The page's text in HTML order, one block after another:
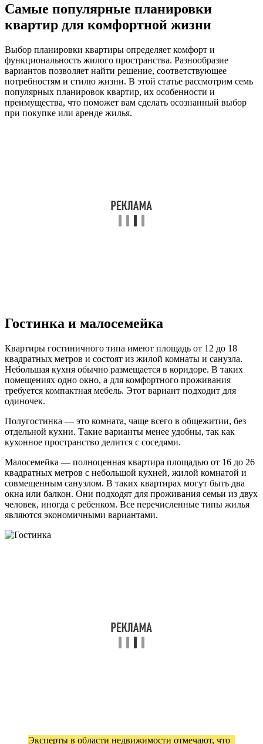
Самые популярные планировки
квартир для комфортной жизни
Выбор планировки квартиры определяет комфорт и
функциональность жилого пространства. Разнообразие
вариантов позволяет найти решение, соответствующее
потребностям и стилю жизни. В этой статье рассмотрим семь
популярных планировок квартир, их особенности и
преимущества, что поможет вам сделать осознанный выбор
при покупке или аренде жилья.
Гостинка и малосемейка
Квартиры гостиничного типа имеют площадь от 12 до 18
квадратных метров и состоят из жилой комнаты и санузла.
Небольшая кухня обычно размещается в коридоре. В таких
помещениях одно окно, а для комфортного проживания
требуется компактная мебель. Этот вариант подходит для
одиночек.
Полугостинка — это комната, чаще всего в общежитии, без
отдельной кухни. Такие варианты менее удобны, так как
кухонное пространство делится с соседями.
Малосемейка — полноценная квартира площадью от 16 до 26
квадратных метров с небольшой кухней, жилой комнатой и
совмещенным санузлом. В таких квартирах могут быть два
окна или балкон. Они подходят для проживания семьи из двух
человек, иногда с ребенком. Все перечисленные типы жилья
являются экономичными вариантами.
Эксперты в области недвижимости отмечают, что